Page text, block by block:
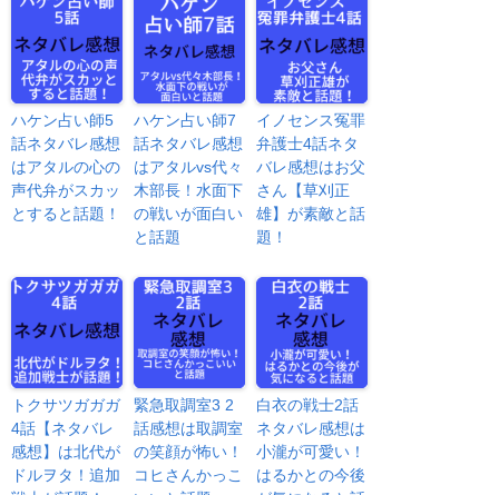
ハケン占い師5
話ネタバレ感想
はアタルの心の
声代弁がスカッ
とすると話題！
ハケン占い師7
話ネタバレ感想
はアタルvs代々
木部長！水面下
の戦いが面白い
と話題
イノセンス冤罪
弁護士4話ネタ
バレ感想はお父
さん【草刈正
雄】が素敵と話
題！
トクサツガガガ
4話【ネタバレ
感想】は北代が
ドルヲタ！追加
緊急取調室3 2
話感想は取調室
の笑顔が怖い！
コヒさんかっこ
白衣の戦士2話
ネタバレ感想は
小瀧が可愛い！
はるかとの今後